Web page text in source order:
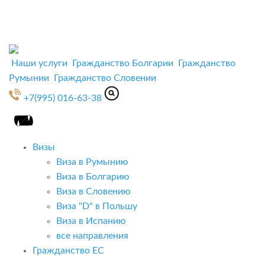
Наши услуги Гражданство Болгарии
Гражданство
Румынии
Гражданство Словении
+7(995) 016-63-38
Визы
Виза в Румынию
Виза в Болгарию
Виза в Словению
Виза "D" в Польшу
Виза в Испанию
все направления
Гражданство ЕС